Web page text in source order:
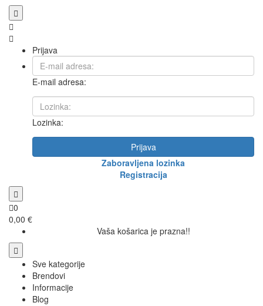
Prijava
E-mail adresa:
Lozinka:
Prijava
Zaboravljena lozinka
Registracija
0
0,00 €
Vaša košarica je prazna!!
Sve kategorije
Brendovi
Informacije
Blog